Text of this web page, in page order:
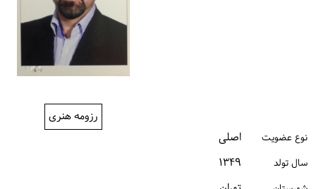
رزومه هنری
نوع عضویت اصلی
سال تولد ۱۳۴۹